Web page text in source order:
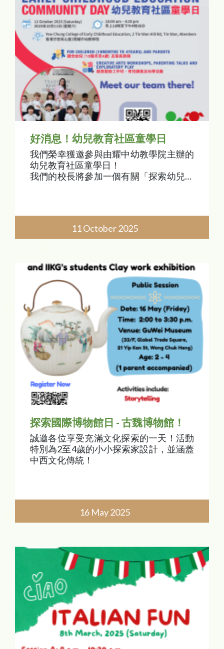
好消息！幼兒教育社區童學日
我們榮幸獲邀參與由耀中幼教學院主辦的
幼兒教育社區童學日！
我們的校長將參加一個有關「探索幼兒教
11 October 2025
探索國際博物館日 - 古魏博物館！
誠邀各位享受充滿文化探索的一天！活動
特別為2至4歲的小小探索家設計，並涵蓋
中西文化傳統！
16 May 2025